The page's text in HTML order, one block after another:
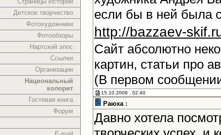
Детское творчество
Фотохудожники
Фотообзоры
Нартский эпос
Ссылки
Организации
Национальный
колорит
Гостевая книга
Форум
если бы в ней была
http://bazzaev-
Сайт абсолютно
картин, статьи про
(В первом
15.10.2008 , 02:40
Раюха :
Давно хотела